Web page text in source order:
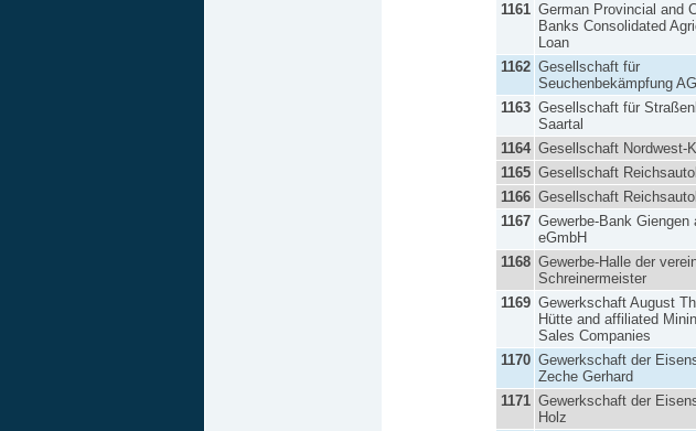
1161 German Provincial and
Banks Consolidated
Loan
1162 Gesellschaft für
Seuchenbekämpfung AG
1163 Gesellschaft für
Saartal
1164 Gesellschaft Nordwest-
1165 Gesellschaft
1166 Gesellschaft
1167 Gewerbe-Bank Giengen
eGmbH
1168 Gewerbe-Halle der
Schreinermeister
1169 Gewerkschaft August
Hütte and affiliated
Sales Companies
1170 Gewerkschaft der
Zeche Gerhard
1171 Gewerkschaft der
Holz